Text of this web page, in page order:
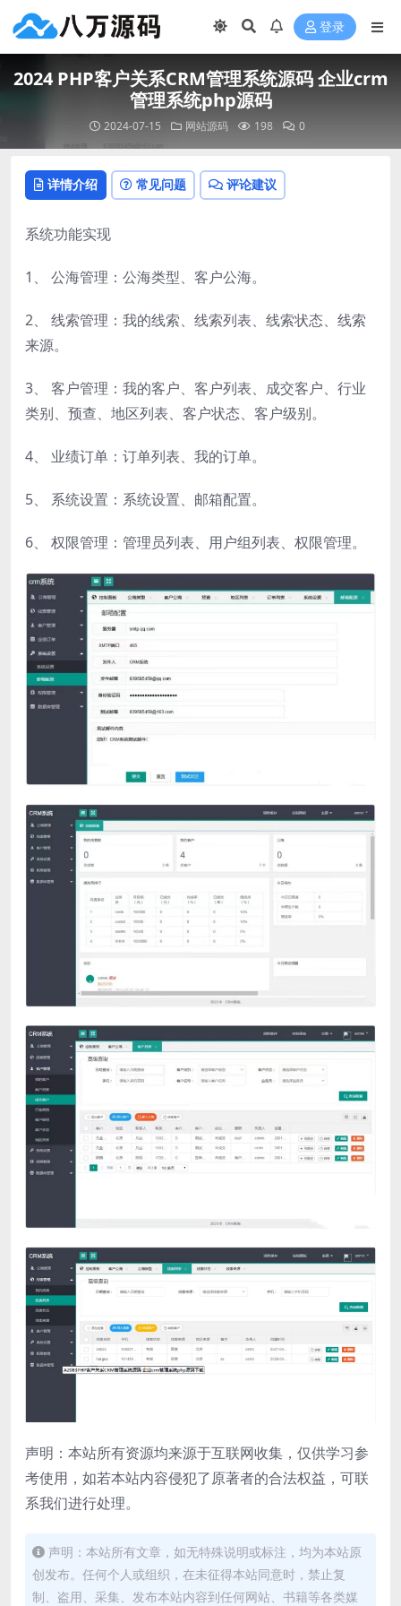
登录
2024 PHP客户关系CRM管理系统源码 企业crm
管理系统php源码
2024-07-15 网站源码 198 0
详情介绍 常见问题 评论建议
系统功能实现
1、 公海管理：公海类型、客户公海。
2、 线索管理：我的线索、线索列表、线索状态、线索
来源。
3、 客户管理：我的客户、客户列表、成交客户、行业
类别、预查、地区列表、客户状态、客户级别。
4、 业绩订单：订单列表、我的订单。
5、 系统设置：系统设置、邮箱配置。
6、 权限管理：管理员列表、用户组列表、权限管理。
声明：本站所有资源均来源于互联网收集，仅供学习参
考使用，如若本站内容侵犯了原著者的合法权益，可联
系我们进行处理。
声明：本站所有文章，如无特殊说明或标注，均为本站原
创发布。任何个人或组织，在未征得本站同意时，禁止复
制、盗用、采集、发布本站内容到任何网站、书籍等各类媒